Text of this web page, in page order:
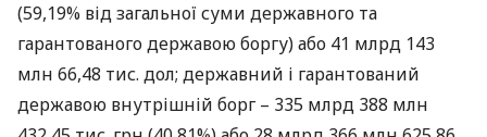
(59,19% від загальної суми державного та
гарантованого державою боргу) або 41 млрд 143
млн 66,48 тис. дол; державний і гарантований
державою внутрішній борг – 335 млрд 388 млн